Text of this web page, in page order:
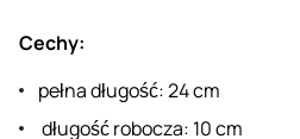
Cechy:
pełna długość: 24 cm
długość robocza: 10 cm